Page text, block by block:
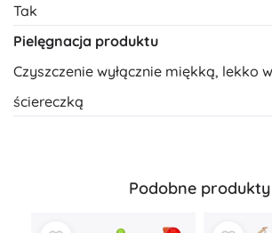
Tak
Pielęgnacja produktu
Czyszczenie wyłącznie miękką, lekko
ściereczką
Podobne produkty